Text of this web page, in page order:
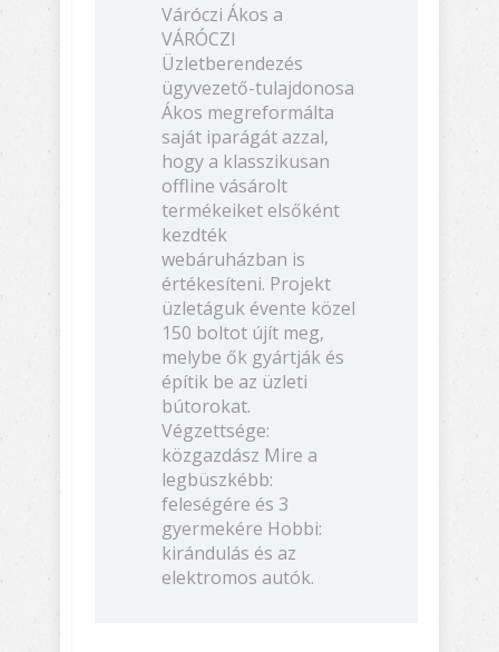
Váróczi Ákos a
VÁRÓCZI
Üzletberendezés
ügyvezető-tulajdonosa
Ákos megreformálta
saját iparágát azzal,
hogy a klasszikusan
offline vásárolt
termékeiket elsőként
kezdték
webáruházban is
értékesíteni. Projekt
üzletáguk évente közel
150 boltot újít meg,
melybe ők gyártják és
építik be az üzleti
bútorokat.
Végzettsége:
közgazdász Mire a
legbüszkébb:
feleségére és 3
gyermekére Hobbi:
kirándulás és az
elektromos autók.